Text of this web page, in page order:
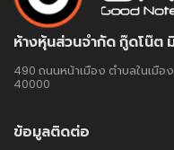
ห้างหุ้นส่วนจำกัด กู๊ดโน๊ต
490 ถนนหน้าเมือง ตำบลในเมื
40000
ข้อมูลติดต่อ